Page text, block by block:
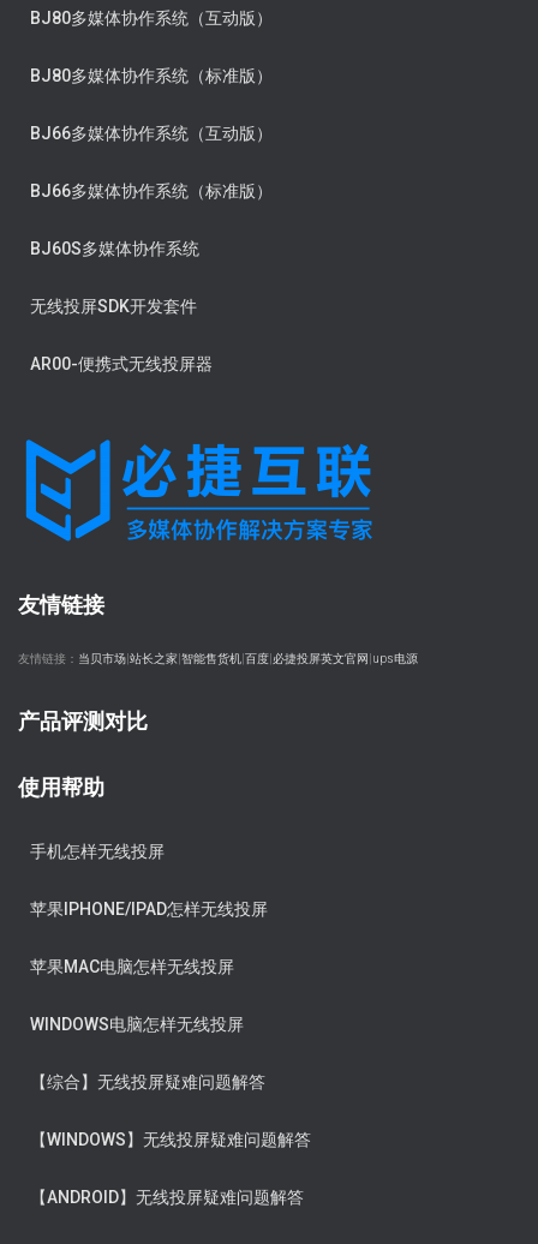
BJ80多媒体协作系统（互动版）
BJ80多媒体协作系统（标准版）
BJ66多媒体协作系统（互动版）
BJ66多媒体协作系统（标准版）
BJ60S多媒体协作系统
无线投屏SDK开发套件
AR00-便携式无线投屏器
友情链接
友情链接： 当贝市场 站长之家 智能售货机 百度 必捷投屏英文官网 ups电源
产品评测对比
使用帮助
手机怎样无线投屏
苹果IPHONE/IPAD怎样无线投屏
苹果MAC电脑怎样无线投屏
WINDOWS电脑怎样无线投屏
【综合】无线投屏疑难问题解答
【WINDOWS】无线投屏疑难问题解答
【ANDROID】无线投屏疑难问题解答